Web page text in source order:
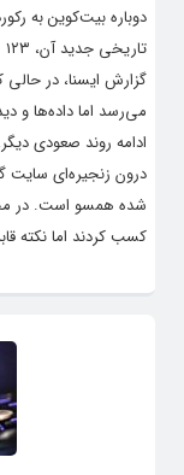
دوباره بیت‌کوین به
گزارش ایسنا، در حالی
می‌رسد اما داده‌ها و
ادامه روند صعودی
درون زنجیره‌ای سایت
کسب کردند اما نکته